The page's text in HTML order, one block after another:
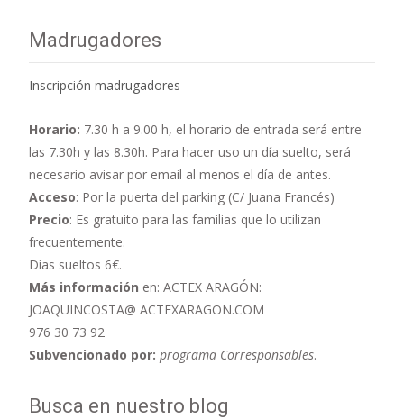
Madrugadores
Inscripción madrugadores
Horario: 7.30 h a 9.00 h, el horario de entrada será entre
las 7.30h y las 8.30h. Para hacer uso un día suelto, será
necesario avisar por email al menos el día de antes.
Acceso: Por la puerta del parking (C/ Juana Francés)
Precio: Es gratuito para las familias que lo utilizan
frecuentemente.
Días sueltos 6€.
Más información en: ACTEX ARAGÓN:
JOAQUINCOSTA@ ACTEXARAGON.COM
976 30 73 92
Subvencionado por: programa Corresponsables.
Busca en nuestro blog